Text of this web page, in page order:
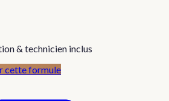
& technicien inclus
cette formule